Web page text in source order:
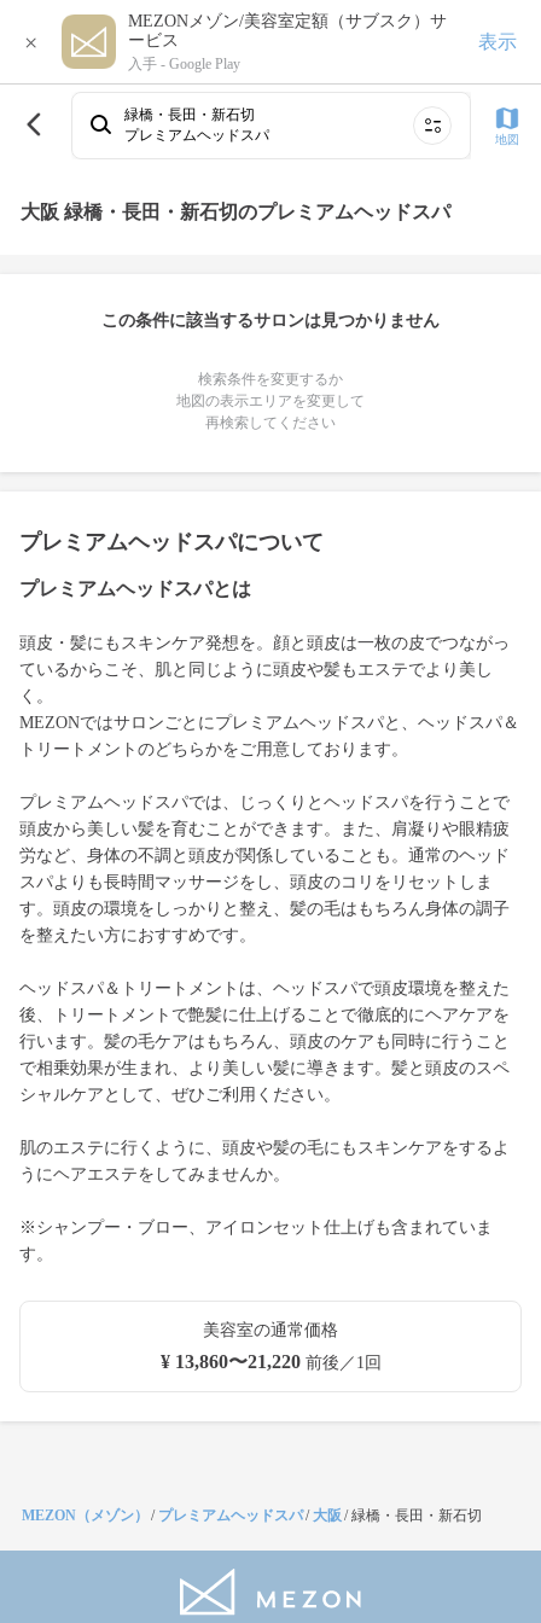
×
MEZONメゾン/美容室定額（サブスク）サ
ービス
入手 - Google Play
表示
緑橋・長田・新石切
プレミアムヘッドスパ
地図
大阪 緑橋・長田・新石切のプレミアムヘッドスパ
この条件に該当するサロンは見つかりません
検索条件を変更するか
地図の表示エリアを変更して
再検索してください
プレミアムヘッドスパについて
プレミアムヘッドスパとは
頭皮・髪にもスキンケア発想を。顔と頭皮は一枚の皮でつながっ
ているからこそ、肌と同じように頭皮や髪もエステでより美し
く。
MEZONではサロンごとにプレミアムヘッドスパと、ヘッドスパ＆
トリートメントのどちらかをご用意しております。
プレミアムヘッドスパでは、じっくりとヘッドスパを行うことで
頭皮から美しい髪を育むことができます。また、肩凝りや眼精疲
労など、身体の不調と頭皮が関係していることも。通常のヘッド
スパよりも長時間マッサージをし、頭皮のコリをリセットしま
す。頭皮の環境をしっかりと整え、髪の毛はもちろん身体の調子
を整えたい方におすすめです。
ヘッドスパ＆トリートメントは、ヘッドスパで頭皮環境を整えた
後、トリートメントで艶髪に仕上げることで徹底的にヘアケアを
行います。髪の毛ケアはもちろん、頭皮のケアも同時に行うこと
で相乗効果が生まれ、より美しい髪に導きます。髪と頭皮のスペ
シャルケアとして、ぜひご利用ください。
肌のエステに行くように、頭皮や髪の毛にもスキンケアをするよ
うにヘアエステをしてみませんか。
※シャンプー・ブロー、アイロンセット仕上げも含まれていま
す。
美容室の通常価格
¥ 13,860〜21,220前後／1回
MEZON（メゾン） / プレミアムヘッドスパ/大阪 /緑橋・長田・新石切